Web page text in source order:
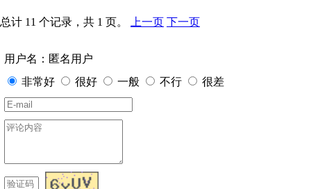
总计 11 个记录，共 1 页。 上一页 下一页
用户名：匿名用户
非常好
很好 一般 不行 很差